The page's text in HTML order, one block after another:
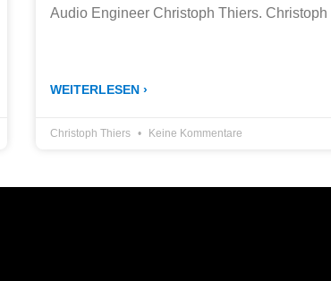
Audio Engineer Christoph Thiers. Christoph
WEITERLESEN ›
Christoph Thiers Keine Kommentare